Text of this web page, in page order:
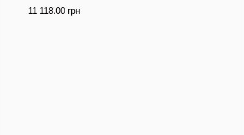
11 118.00 грн